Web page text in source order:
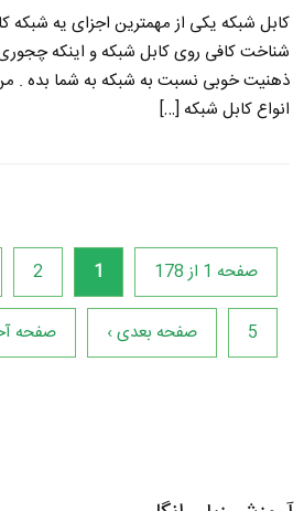
کابل شبکه یکی از مهمترین اجزای یه شبکه
شناخت کافی روی کابل شبکه و اینکه
ذهنیت خوبی نسبت به شبکه به شما بده .
انواع کابل شبکه […]
صفحه 1 از 178 1
2
5 صفحه بعدی › صفحه